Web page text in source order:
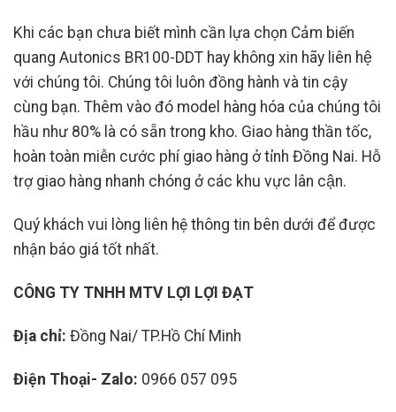
Khi các bạn chưa biết mình cần lựa chọn Cảm biến
quang Autonics BR100-DDT hay không xin hãy liên hệ
với chúng tôi. Chúng tôi luôn đồng hành và tin cậy
cùng bạn. Thêm vào đó model hàng hóa của chúng tôi
hầu như 80% là có sẵn trong kho. Giao hàng thần tốc,
hoàn toàn miễn cước phí giao hàng ở tỉnh Đồng Nai. Hỗ
trợ giao hàng nhanh chóng ở các khu vực lân cận.
Quý khách vui lòng liên hệ thông tin bên dưới để được
nhận báo giá tốt nhất.
CÔNG TY TNHH MTV LỢI LỢI ĐẠT
Địa chỉ: Đồng Nai/ TP.Hồ Chí Minh
Điện Thoại- Zalo: 0966 057 095